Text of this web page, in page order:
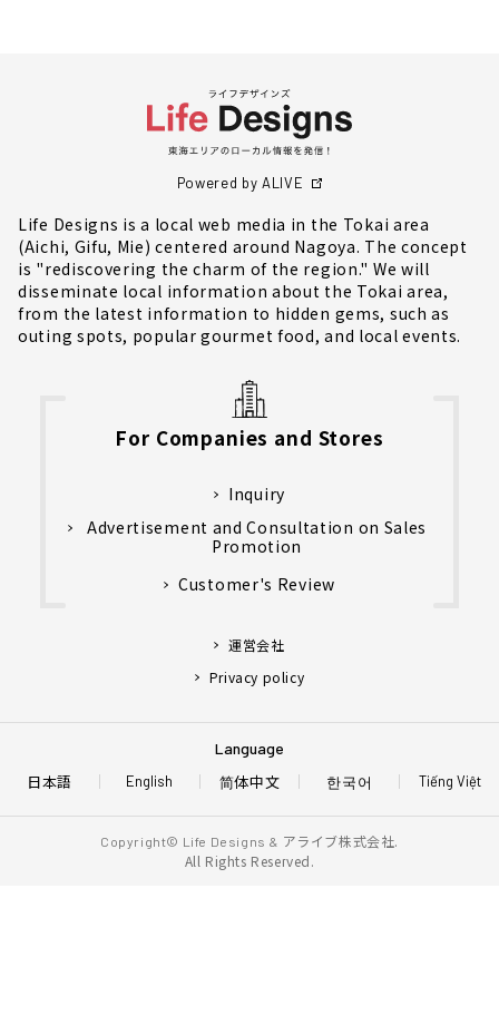
Powered by ALIVE
Life Designs is a local web media in the Tokai area
(Aichi, Gifu, Mie) centered around Nagoya. The concept
is "rediscovering the charm of the region." We will
disseminate local information about the Tokai area,
from the latest information to hidden gems, such as
outing spots, popular gourmet food, and local events.
For Companies and Stores
Inquiry
Advertisement and Consultation on Sales
Promotion
Customer's Review
運営会社
Privacy policy
Language
日本語 English Tiếng Việt
简体中文 한국어
Copyright© Life Designs & アライブ株式会社.
All Rights Reserved.